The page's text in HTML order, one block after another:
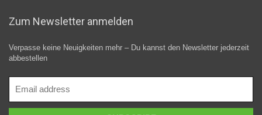
Zum Newsletter anmelden
Verpasse keine Neuigkeiten mehr – Du kannst den Newsletter jederzeit
abbestellen